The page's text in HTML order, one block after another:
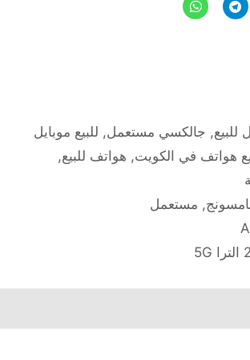
للبيع, جالكسي مستعمل, للبيع موبايل
هواتف في الكويت, هواتف للبيع,
, مستعمل